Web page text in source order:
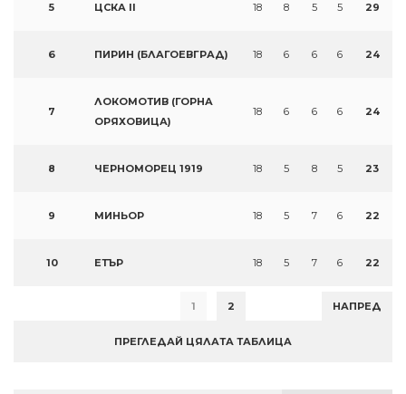
5 ЦСКА II 18 8 5 5 29
6 ПИРИН (БЛАГОЕВГРАД) 18 6 6 6 24
7
ЛОКОМОТИВ (ГОРНА
ОРЯХОВИЦА)
18 6 6 6 24
8 ЧЕРНОМОРЕЦ 1919 18 5 8 5 23
9 МИНЬОР 18 5 7 6 22
10 ЕТЪР 18 5 7 6 22
1 2 НАПРЕД
ПРЕГЛЕДАЙ ЦЯЛАТА ТАБЛИЦА